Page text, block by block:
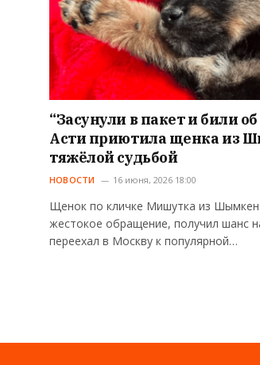
“Засунули в пакет и били
Асти приютила щенка из
тяжёлой судьбой
НОВОСТИ 16 июня, 2026 18:00
Щенок по кличке Мишутка из
жестокое обращение, получил шанс
переехал в Москву к популярной…